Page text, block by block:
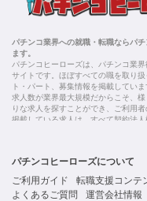
パチンコ業界への就職・転職ならパ
ます。
パチンコヒーローズは、パチンコ業
サイトです。ほぼすべての職を取り
ト・パート、募集情報を掲載してい
求人数が業界最大規模だからこそ、
りな求人を探すことができ、ご利用
掲載している求人は、すべて契約法
パチンコヒーローズについて
ご利用ガイド
転職支援コンテ
よくあるご質問
運営会社情報